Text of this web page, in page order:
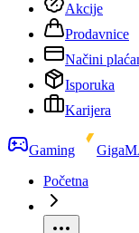
Akcije
Prodavnice
Načini
Isporuka
Karijera
Gaming
Početna